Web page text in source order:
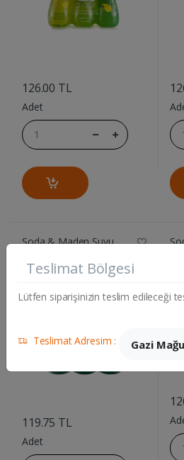
126.00 TL
Adet
Soda & Maden Suyu
119.75 TL
Adet
Teslimat Bölgesi
Lütfen siparişinizin teslim edileceği
Teslimat Adresim : Gazi